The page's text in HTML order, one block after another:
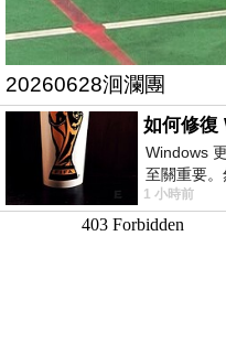
20260628洄瀾團
Windows
至關重要
Windows
新」
1 小時前